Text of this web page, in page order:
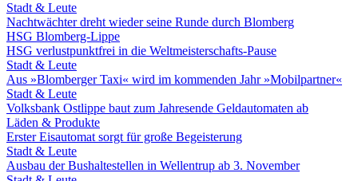
Stadt & Leute
Nachtwächter dreht wieder seine Runde durch Blomberg
HSG Blomberg-Lippe
HSG verlustpunktfrei in die Weltmeisterschafts-Pause
Stadt & Leute
Aus »Blomberger Taxi« wird im kommenden Jahr »Mobilpartner«
Stadt & Leute
Volksbank Ostlippe baut zum Jahresende Geldautomaten ab
Läden & Produkte
Erster Eisautomat sorgt für große Begeisterung
Stadt & Leute
Ausbau der Bushaltestellen in Wellentrup ab 3. November